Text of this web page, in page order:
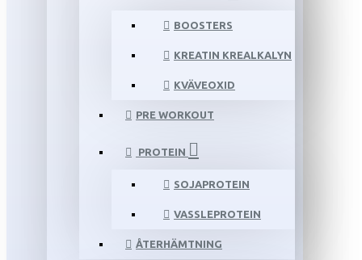
BOOSTERS
KREATIN KREALKALYN
KVÄVEOXID
PRE WORKOUT
PROTEIN
SOJAPROTEIN
VASSLEPROTEIN
ÅTERHÄMTNING